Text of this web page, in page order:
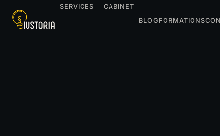
SERVICES
CABINET
BLOG FORMATIONS